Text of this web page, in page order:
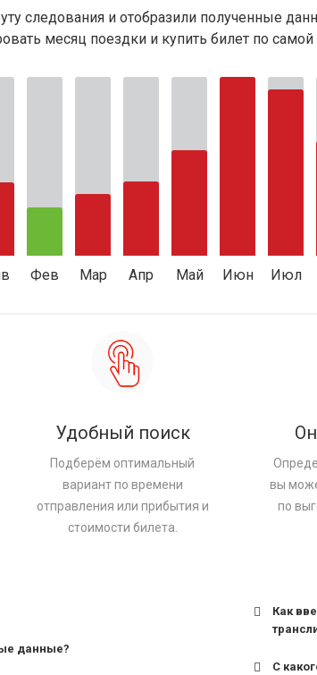
следования и отобразили полученные
месяц поездки и купить билет по самой
Фев Мар Апр Май Июн Июл
Удобный поиск
Подберём оптимальный
вариант по времени
отправления или прибытия и
стоимости билета.
вы
по
данные?
Как
С